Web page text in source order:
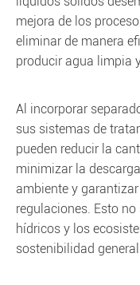
mejora de los
eliminar de manera
producir agua limpia
Al incorporar
sus sistemas de
pueden reducir la
minimizar la
ambiente y
regulaciones. Esto
hídricos y los
sostenibilidad